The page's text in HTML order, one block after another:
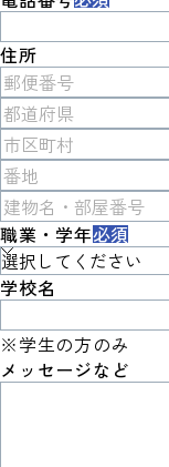
住所
職業・学年必須
学校名
※学生の方のみ
メッセージなど